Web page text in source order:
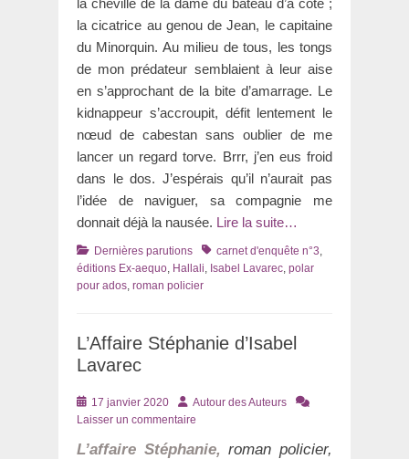
la cicatrice au genou de Jean, le capitaine
du Minorquin. Au milieu de tous, les tongs
de mon prédateur semblaient à leur aise
en s’approchant de la bite d’amarrage. Le
kidnappeur s’accroupit, défit lentement le
nœud de cabestan sans oublier de me
lancer un regard torve. Brrr, j’en eus froid
dans le dos. J’espérais qu’il n’aurait pas
l’idée de naviguer, sa compagnie me
donnait déjà la nausée. Lire la suite…
Catégories
Dernières parutions Tagscarnet d'enquête n°3
éditions Ex-aequo Hallali Isabel Lavarec polar
pour ados roman policier
L’Affaire Stéphanie d’Isabel
Lavarec
Posté
le
17 janvier 2020 AuteurAutour des Auteurs
Laisser un commentaire
L’affaire Stéphanie,roman policier,